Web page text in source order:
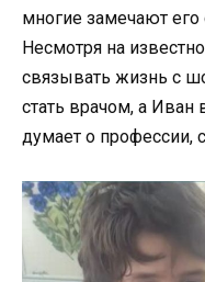
многие замечают его
Несмотря на
связывать жизнь с
стать врачом, а
думает о профессии,